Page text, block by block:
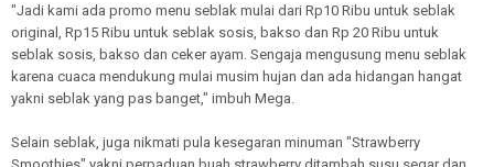
"Jadi kami ada promo menu seblak mulai dari Rp10 Ribu untuk seblak
original, Rp15 Ribu untuk seblak sosis, bakso dan Rp 20 Ribu untuk
seblak sosis, bakso dan ceker ayam. Sengaja mengusung menu seblak
karena cuaca mendukung mulai musim hujan dan ada hidangan hangat
yakni seblak yang pas banget," imbuh Mega.
Selain seblak, juga nikmati pula kesegaran minuman "Strawberry